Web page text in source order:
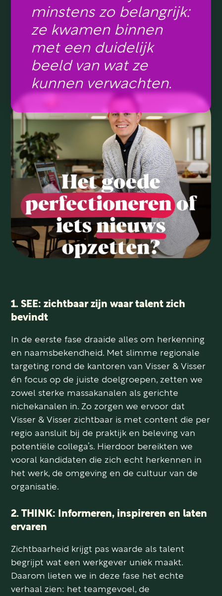
minstens zo belangrijk:
ze kwamen binnen
met een duidelijk
beeld van wat ze
kunnen verwachten.
1. SEE: zichtbaar zijn waar talent zich
bevindt
In de eerste fase draaide alles om herkenning
en naamsbekendheid. Met slimme regionale
targeting rond de kantoren van Visser & Visser
én focus op de juiste doelgroepen, zetten we
zowel sterke massakanalen als gerichte
nichekanalen in. Zo zorgen we ervoor dat
Visser & Visser zichtbaar is met content die per
regio aansluit bij de praktijk en beleving van
potentiële collega’s. Hierdoor bereikten we
vooral kandidaten die zich echt herkennen in
het werk, de omgeving en de cultuur van de
organisatie.
2. THINK: Informeren, inspireren en laten
ervaren
Zichtbaarheid krijgt pas waarde als talent
begrijpt wat een werkgever uniek maakt.
Daarom lieten we in deze fase het echte
verhaal zien: het teamgevoel, de